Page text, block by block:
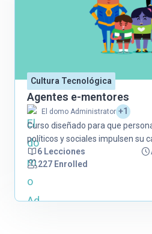
Cultura Tecnológica
Agentes e-mentores
El domo Administrator +1
Curso diseñado para que
políticos y sociales impulsen su
de cambio para la prevención y
explotación sexual en línea.
6 Lecciones
227 Enrolled